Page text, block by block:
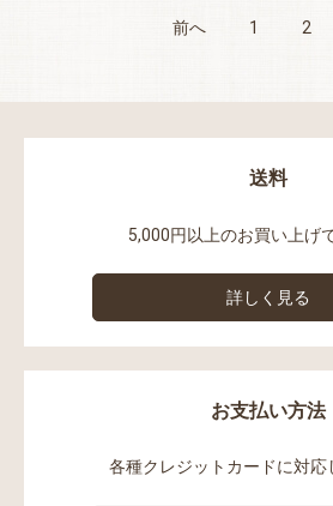
前へ 1 2
送料
5,000円以上のお買い上げ
詳しく見る
お支払い方法
各種クレジットカードに対応